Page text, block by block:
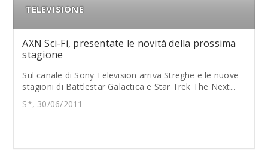
TELEVISIONE
AXN Sci-Fi, presentate le novità della prossima
stagione
Sul canale di Sony Television arriva Streghe e le nuove
stagioni di Battlestar Galactica e Star Trek The Next...
S*, 30/06/2011